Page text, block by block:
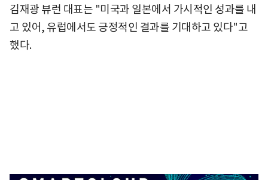
김재광 뷰런 대표는 "미국과 일본에서 가시적인 성과를 내
고 있어, 유럽에서도 긍정적인 결과를 기대하고 있다"고
했다.